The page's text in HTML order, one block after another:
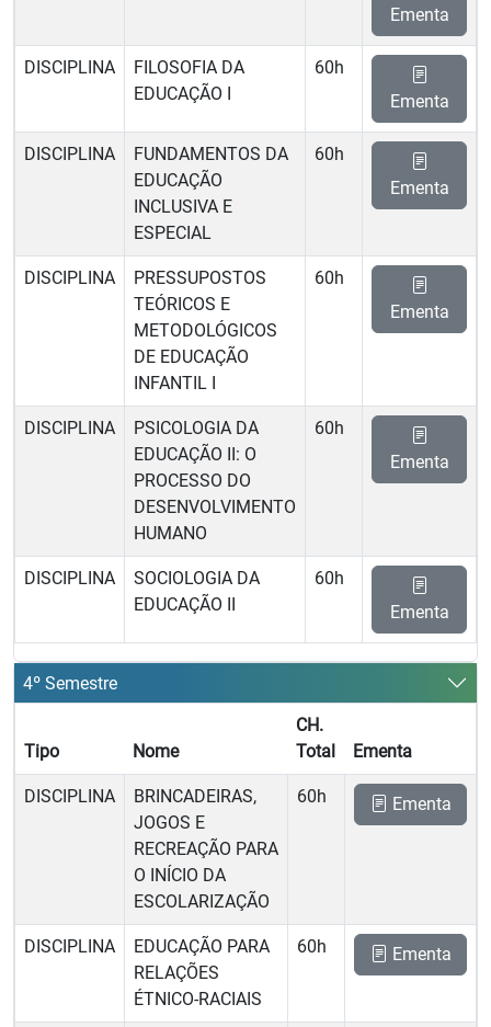
Ementa
DISCIPLINA
FILOSOFIA DA
EDUCAÇÃO I
60h
Ementa
DISCIPLINA
FUNDAMENTOS DA
EDUCAÇÃO
INCLUSIVA E
ESPECIAL
60h
Ementa
DISCIPLINA
PRESSUPOSTOS
TEÓRICOS E
METODOLÓGICOS
DE EDUCAÇÃO
INFANTIL I
60h
Ementa
DISCIPLINA
PSICOLOGIA DA
EDUCAÇÃO II: O
PROCESSO DO
DESENVOLVIMENTO
HUMANO
60h
Ementa
DISCIPLINA
SOCIOLOGIA DA
EDUCAÇÃO II
60h
Ementa
4º Semestre
Tipo Nome
CH.
Total
Ementa
DISCIPLINA
BRINCADEIRAS,
JOGOS E
RECREAÇÃO PARA
O INÍCIO DA
ESCOLARIZAÇÃO
60h Ementa
DISCIPLINA
EDUCAÇÃO PARA
RELAÇÕES
ÉTNICO-RACIAIS
60h Ementa